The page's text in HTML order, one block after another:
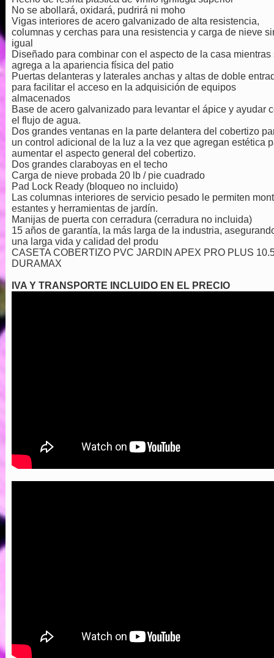
No se abollará, oxidará, pudrirá ni moho
Vigas interiores de acero galvanizado de alta resistencia,
columnas y cerchas para una resistencia y carga de nieve
igual
Diseñado para combinar con el aspecto de la casa mientras
agrega a la apariencia física del patio
Puertas delanteras y laterales anchas y altas de doble
para facilitar el acceso en la adquisición de equipos
almacenados
Base de acero galvanizado para levantar el ápice y ayudar
el flujo de agua.
Dos grandes ventanas en la parte delantera del cobertizo
un control adicional de la luz a la vez que agregan estética
aumentar el aspecto general del cobertizo.
Dos grandes claraboyas en el techo
Carga de nieve probada 20 lb / pie cuadrado
Pad Lock Ready (bloqueo no incluido)
Las columnas interiores de servicio pesado le permiten
estantes y herramientas de jardín.
Manijas de puerta con cerradura (cerradura no incluida)
15 años de garantía, la más larga de la industria,
una larga vida y calidad del produ
CASETA COBERTIZO PVC JARDIN APEX PRO PLUS
DURAMAX
IVA Y TRANSPORTE INCLUIDO EN EL PRECIO